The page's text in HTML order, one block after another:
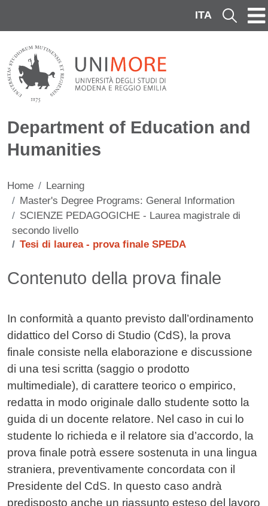
ITA Cerca
Department of Education and
Humanities
Home
Learning
Master's Degree Programs: General Information
SCIENZE PEDAGOGICHE - Laurea magistrale di
secondo livello
Tesi di laurea - prova finale SPEDA
Contenuto
Contenuto della prova finale
In conformità a quanto previsto dall’ordinamento
didattico del Corso di Studio (CdS), la prova
finale consiste nella elaborazione e discussione
di una tesi scritta (saggio o prodotto
multimediale), di carattere teorico o empirico,
redatta in modo originale dallo studente sotto la
guida di un docente relatore. Nel caso in cui lo
studente lo richieda e il relatore sia d’accordo, la
prova finale potrà essere sostenuta in una lingua
straniera, preventivamente concordata con il
Presidente del CdS. In questo caso andrà
predisposto anche un riassunto esteso del lavoro